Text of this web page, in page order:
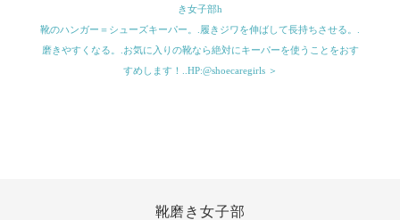
き女子部h
靴のハンガー＝シューズキーパー。.履きジワを伸ばして長持ちさせる。.
磨きやすくなる。.お気に入りの靴なら絶対にキーパーを使うことをおす
すめします！..HP:@shoecaregirls ＞
靴磨き女子部